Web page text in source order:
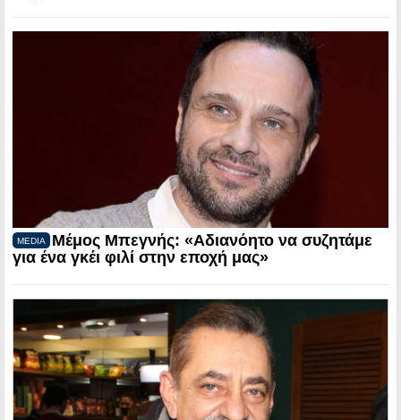
MEDIA
Μέμος Μπεγνής: «Αδιανόητο να συζητάμε
για ένα γκέι φιλί στην εποχή μας»